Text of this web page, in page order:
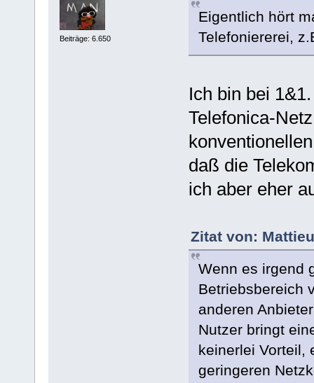
Beiträge: 6.650
Eigentlich hört
Telefoniererei,
Ich bin bei
Telefonica-
daß die
ich aber eher
Zitat von:
Wenn es irgend
Betriebsbereich
anderen
Nutzer bringt
keinerlei Vorteil,
geringeren